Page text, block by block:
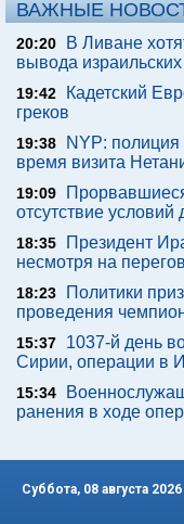
ВАЖНЫЕ
20:20
В Ливане
вывода
19:42
Кадетский
греков
19:38
NYP:
время визита
19:09
отсутствие
18:35
Президент
несмотря на
18:23
Политики
проведения
15:37
1037-й день
Сирии, операции в
15:34
ранения в ходе
Суббота, 08 августа 2026